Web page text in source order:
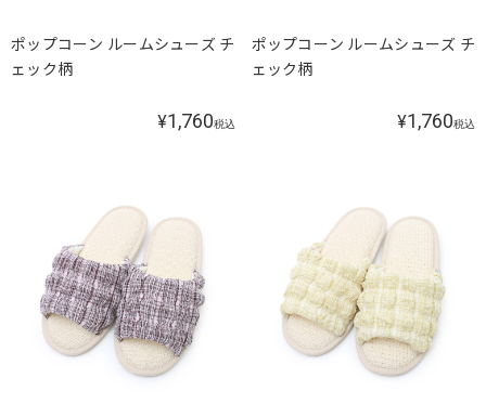
ポップコーン ルームシューズ チ
ェック柄
¥1,760税込
ポップコーン ルームシューズ チ
ェック柄
¥1,760税込